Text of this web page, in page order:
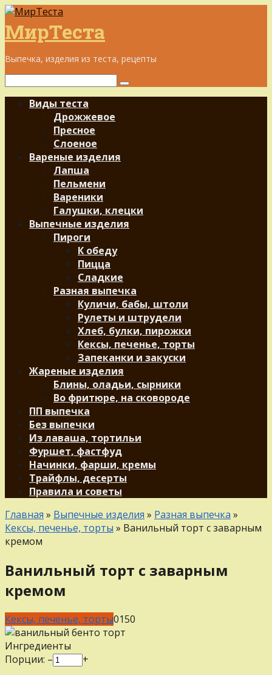
Перейти
к
контенту
МирТеста
Выпечка, изделия из теста, рецепты
Поиск:
Виды теста
Дрожжевое
Пресное
Слоеное
Вареные изделия
Лапша
Пельмени
Вареники
Галушки, клецки
Выпечные изделия
Пироги
К обеду
Пицца
Сладкие
Разная выпечка
Куличи, бабы, штоли
Рулеты и штрудели
Хлеб, булки, пирожки
Кексы, печенье, торты
Запеканки и закуски
Жареные изделия
Блины, оладьи, сырники
Во фритюре, на сковороде
ПП выпечка
Без выпечки
Из лаваша, тортильи
Фуршет, фастфуд
Начинки, фарши, кремы
Трайфлы, десерты
Правила и советы
Главная » Выпечные изделия » Разная выпечка »
Кексы, печенье, торты » Ванильный торт с заварным
кремом
Ванильный торт с заварным
кремом
Кексы, печенье, торты0150
Ингредиенты
Порции: –
+